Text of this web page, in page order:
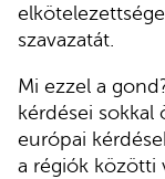
szavazatát.
Mi ezzel a
kérdései sokkal
európai
a régiók közötti